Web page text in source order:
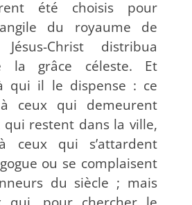
été choisis pour
du royaume de
Christ distribua
la grâce céleste. Et
qui il le dispense : ce
ceux qui demeurent
qui restent dans la ville,
à ceux qui s’attardent
ou se complaisent
du siècle ; mais